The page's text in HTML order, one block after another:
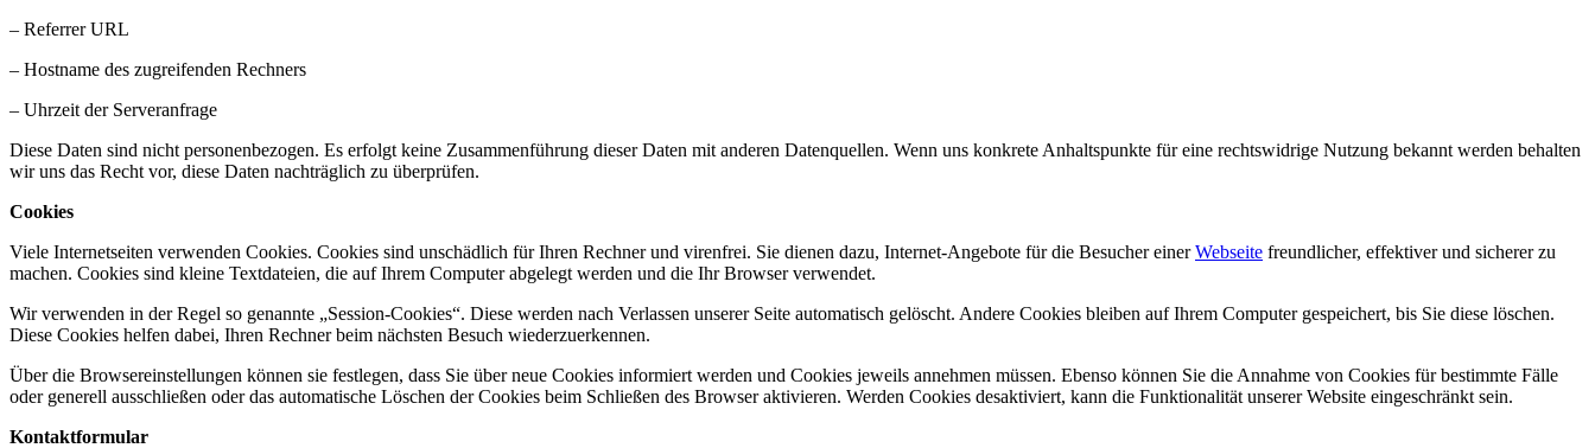
– Referrer URL
– Hostname des zugreifenden Rechners
– Uhrzeit der Serveranfrage
Diese Daten sind nicht personenbezogen. Es erfolgt keine Zusammenführung dieser Daten mit anderen Datenquellen. Wenn uns konkrete Anhaltspunkte für eine rechtswidrige Nutzung bekannt werden behalten
wir uns das Recht vor, diese Daten nachträglich zu überprüfen.
Cookies
Viele Internetseiten verwenden Cookies. Cookies sind unschädlich für Ihren Rechner und virenfrei. Sie dienen dazu, Internet-Angebote für die Besucher einerWebseite freundlicher, effektiver und sicherer zu
machen. Cookies sind kleine Textdateien, die auf Ihrem Computer abgelegt werden und die Ihr Browser verwendet.
Wir verwenden in der Regel so genannte „Session-Cookies“. Diese werden nach Verlassen unserer Seite automatisch gelöscht. Andere Cookies bleiben auf Ihrem Computer gespeichert, bis Sie diese löschen.
Diese Cookies helfen dabei, Ihren Rechner beim nächsten Besuch wiederzuerkennen.
Über die Browsereinstellungen können sie festlegen, dass Sie über neue Cookies informiert werden und Cookies jeweils annehmen müssen. Ebenso können Sie die Annahme von Cookies für bestimmte Fälle
oder generell ausschließen oder das automatische Löschen der Cookies beim Schließen des Browser aktivieren. Werden Cookies desaktiviert, kann die Funktionalität unserer Website eingeschränkt sein.
Kontaktformular